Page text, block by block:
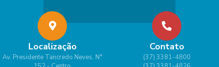
Localização
Av. Presidente Tancredo Neves, N°
Contato
(37) 3381-4800